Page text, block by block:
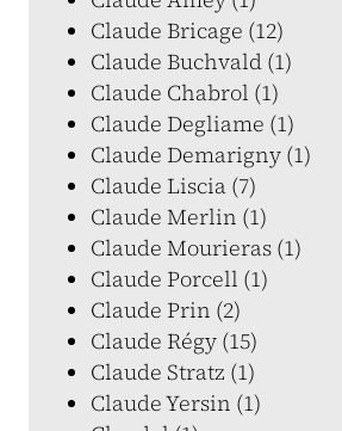
Claude Bricage (12)
Claude Buchvald (1)
Claude Chabrol (1)
Claude Degliame (1)
Claude Demarigny (1)
Claude Liscia (7)
Claude Merlin (1)
Claude Mourieras (1)
Claude Porcell (1)
Claude Prin (2)
Claude Régy (15)
Claude Stratz (1)
Claude Yersin (1)